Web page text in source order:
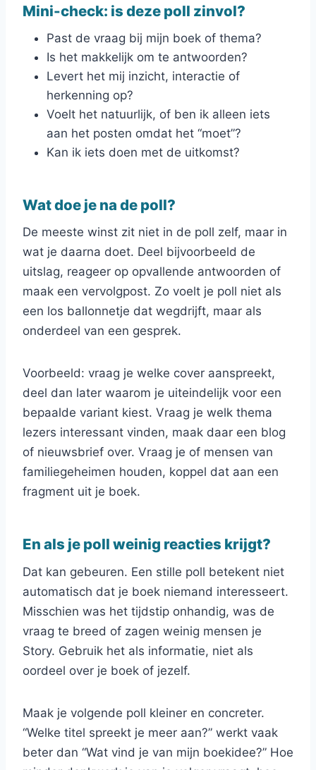
Mini-check: is deze poll zinvol?
Past de vraag bij mijn boek of thema?
Is het makkelijk om te antwoorden?
Levert het mij inzicht, interactie of
herkenning op?
Voelt het natuurlijk, of ben ik alleen iets
aan het posten omdat het “moet”?
Kan ik iets doen met de uitkomst?
Wat doe je na de poll?
De meeste winst zit niet in de poll zelf, maar in
wat je daarna doet. Deel bijvoorbeeld de
uitslag, reageer op opvallende antwoorden of
maak een vervolgpost. Zo voelt je poll niet als
een los ballonnetje dat wegdrijft, maar als
onderdeel van een gesprek.
Voorbeeld: vraag je welke cover aanspreekt,
deel dan later waarom je uiteindelijk voor een
bepaalde variant kiest. Vraag je welk thema
lezers interessant vinden, maak daar een blog
of nieuwsbrief over. Vraag je of mensen van
familiegeheimen houden, koppel dat aan een
fragment uit je boek.
En als je poll weinig reacties krijgt?
Dat kan gebeuren. Een stille poll betekent niet
automatisch dat je boek niemand interesseert.
Misschien was het tijdstip onhandig, was de
vraag te breed of zagen weinig mensen je
Story. Gebruik het als informatie, niet als
oordeel over je boek of jezelf.
Maak je volgende poll kleiner en concreter.
“Welke titel spreekt je meer aan?” werkt vaak
beter dan “Wat vind je van mijn boekidee?” Hoe